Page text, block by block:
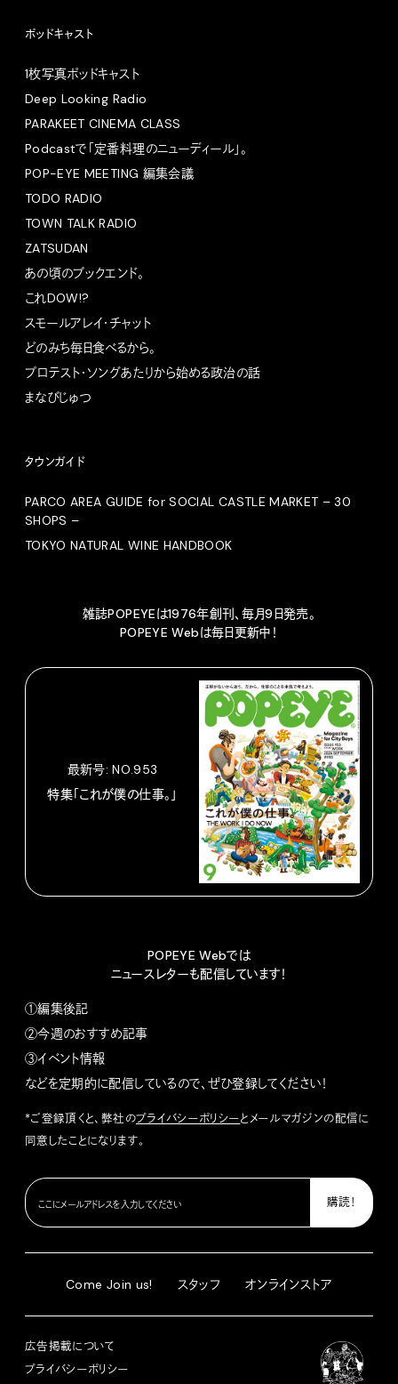
ポッドキャスト
1枚写真ポッドキャスト
Deep Looking Radio
PARAKEET CINEMA CLASS
Podcastで「定番料理のニューディール」。
POP-EYE MEETING 編集会議
TODO RADIO
TOWN TALK RADIO
ZATSUDAN
あの頃のブックエンド。
これDOW!?
スモールアレイ・チャット
どのみち毎日食べるから。
プロテスト・ソングあたりから始める政治の話
まなびじゅつ
タウンガイド
PARCO AREA GUIDE for SOCIAL CASTLE MARKET – 30
SHOPS –
TOKYO NATURAL WINE HANDBOOK
雑誌POPEYEは1976年創刊、毎月9日発売。
POPEYE Webは毎日更新中！
最新号: NO.953
特集「これが僕の仕事。」
POPEYE Webでは
ニュースレターも配信しています！
①編集後記
②今週のおすすめ記事
③イベント情報
などを定期的に配信しているので、ぜひ登録してください！
*ご登録頂くと、弊社のプライバシーポリシーとメールマガジンの配信に
同意したことになります。
Come Join us! スタッフ オンラインストア
広告掲載について
プライバシーポリシー